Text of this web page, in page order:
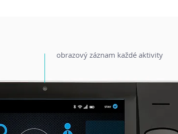
obrazový záznam každé aktivity